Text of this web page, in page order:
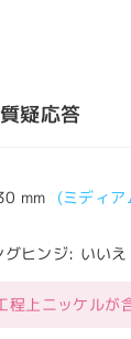
質疑応答
mm (ミディア
グヒンジ: いいえ
程上ニッケルが